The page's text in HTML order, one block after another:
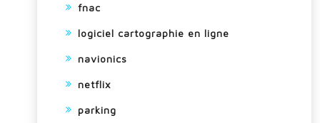
fnac
logiciel cartographie en ligne
navionics
netflix
parking